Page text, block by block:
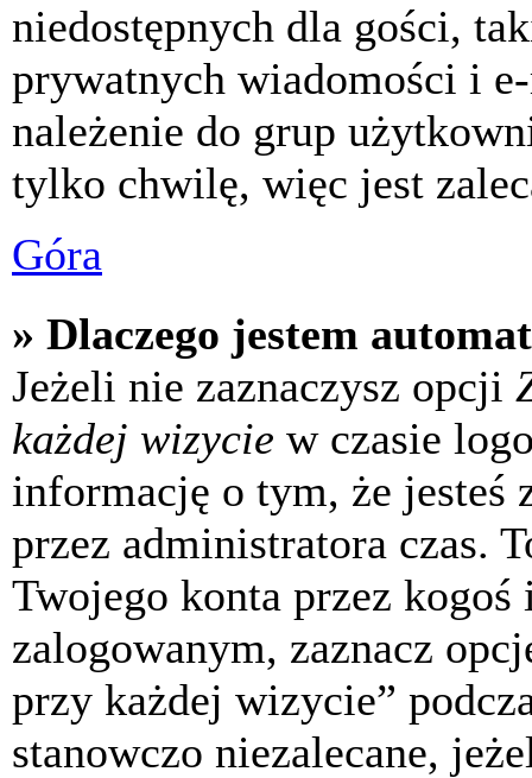
niedostępnych dla gości,
prywatnych wiadomości i
należenie do grup
tylko chwilę, więc jest
Góra
» Dlaczego jestem
Jeżeli nie zaznaczysz opcji
każdej wizycie w czasie
informację o tym, że jesteś
przez administratora czas.
Twojego konta przez kogoś
zalogowanym, zaznacz
przy każdej wizycie”
stanowczo niezalecane,